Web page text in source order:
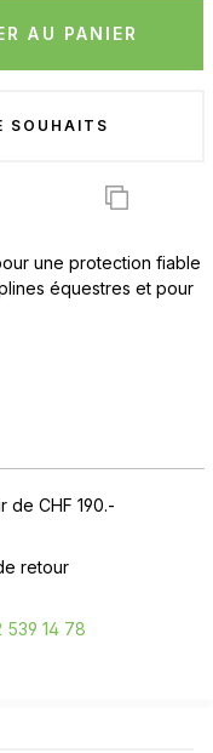
AU PANIER
SOUHAITS
une protection fiable
équestres et pour
de CHF 190.-
retour
539 14 78